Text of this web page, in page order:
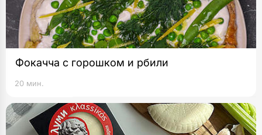
Фокачча с горошком и рбили
20 мин.